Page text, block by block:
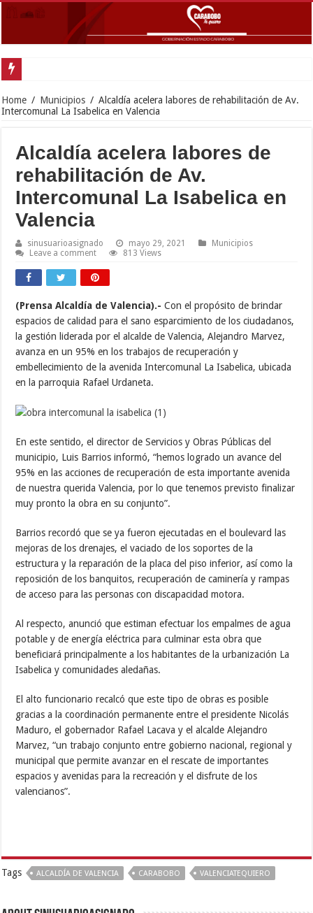
Home / Municipios / Alcaldía acelera labores de rehabilitación de Av.
Intercomunal La Isabelica en Valencia
Alcaldía acelera labores de
rehabilitación de Av.
Intercomunal La Isabelica en
Valencia
sinusuarioasignado mayo 29, 2021
Municipios
Leave a comment
813 Views
(Prensa Alcaldía de Valencia).-Con el propósito de brindar
espacios de calidad para el sano esparcimiento de los ciudadanos,
la gestión liderada por el alcalde de Valencia, Alejandro Marvez,
avanza en un 95% en los trabajos de recuperación y
embellecimiento de la avenida Intercomunal La Isabelica, ubicada
en la parroquia Rafael Urdaneta.
En este sentido, el director de Servicios y Obras Públicas del
municipio, Luis Barrios informó, “hemos logrado un avance del
95% en las acciones de recuperación de esta importante avenida
de nuestra querida Valencia, por lo que tenemos previsto finalizar
muy pronto la obra en su conjunto”.
Barrios recordó que se ya fueron ejecutadas en el boulevard las
mejoras de los drenajes, el vaciado de los soportes de la
estructura y la reparación de la placa del piso inferior, así como la
reposición de los banquitos, recuperación de caminería y rampas
de acceso para las personas con discapacidad motora.
Al respecto, anunció que estiman efectuar los empalmes de agua
potable y de energía eléctrica para culminar esta obra que
beneficiará principalmente a los habitantes de la urbanización La
Isabelica y comunidades aledañas.
El alto funcionario recalcó que este tipo de obras es posible
gracias a la coordinación permanente entre el presidente Nicolás
Maduro, el gobernador Rafael Lacava y el alcalde Alejandro
Marvez, “un trabajo conjunto entre gobierno nacional, regional y
municipal que permite avanzar en el rescate de importantes
espacios y avenidas para la recreación y el disfrute de los
valencianos”.
Tags ALCALDÍA DE VALENCIA CARABOBO VALENCIATEQUIERO